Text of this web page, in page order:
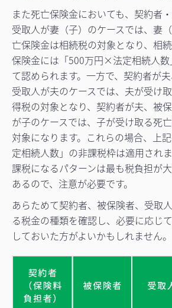
また死亡保険金においても、契約者・
受取人が妻（子）のケースでは、妻
亡保険金は相続税の対象となり、相
保険金には「500万円×法定相続人数
て認められます。一方で、契約者が夫
受取人が夫のケースでは、夫が受け
得税の対象となり、契約者が夫、被
が子のケースでは、子が受け取る死
対象になります。これらの場合、上
定相続人数」の非課税枠は適用され
課税になるパターンは最も税負担が
あるので、注意が必要です。
あらためて契約者、被保険者、受取
る税金の種類を確認し、必要に応じ
しておいた方がよいかもしれません。